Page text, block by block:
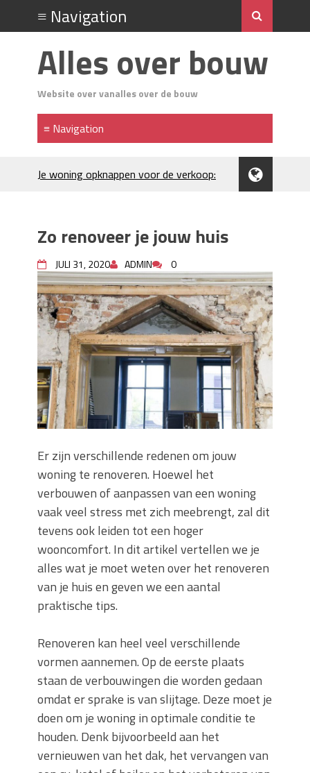
Alles over bouw
Website over vanalles over de bouw
Je woning opknappen voor de verkoop:
evenementen
H₂S in Rotterdamse woonwijken:
metingen, geurneutralisatie en
resultaten
Kunststof erfafscheiding: duurzame
keuze voor iedere tuin
Wat is een sleuvenzaagmachine en
wanneer gebruik je hem?
Wonen in balans en comfort
Wanneer is het slim om een
graafmachine te huren in plaats van te
kopen?
kopen
Verbouwen? Sla je inboedel tijdelijk op!
Waar let je op bij het kiezen van een
dakdekkersbedrijf?
Zo renoveer je jouw huis
JULI 31, 2020 ADMIN 0
Er zijn verschillende redenen om jouw
woning te renoveren. Hoewel het
verbouwen of aanpassen van een woning
vaak veel stress met zich meebrengt, zal dit
tevens ook leiden tot een hoger
wooncomfort. In dit artikel vertellen we je
alles wat je moet weten over het renoveren
van je huis en geven we een aantal
praktische tips.
Renoveren kan heel veel verschillende
vormen aannemen. Op de eerste plaats
staan de verbouwingen die worden gedaan
omdat er sprake is van slijtage. Deze moet je
doen om je woning in optimale conditie te
houden. Denk bijvoorbeeld aan het
vernieuwen van het dak, het vervangen van